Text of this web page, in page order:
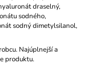
draselný,
sodného,
sodný dimetylsilanol,
Najúplnejší a
produktu.